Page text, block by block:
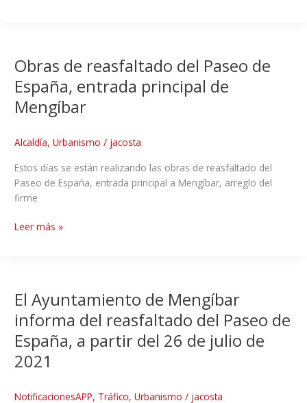
Obras de reasfaltado del Paseo de
España, entrada principal de
Mengíbar
Alcaldía, Urbanismo / jacosta
Estos días se están realizando las obras de reasfaltado del
Paseo de España, entrada principal a Mengíbar, arreglo del
firme
Leer más »
El Ayuntamiento de Mengíbar
informa del reasfaltado del Paseo de
España, a partir del 26 de julio de
2021
NotificacionesAPP, Tráfico, Urbanismo / jacosta